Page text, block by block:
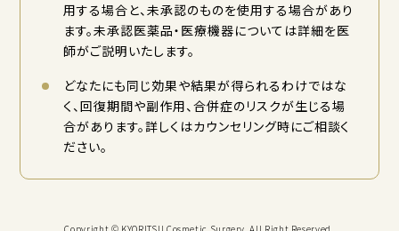
用する場合と、未承認のものを使用する場合があり
ます。未承認医薬品・医療機器については詳細を医
師がご説明いたします。
どなたにも同じ効果や結果が得られるわけではな
く、回復期間や副作用、合併症のリスクが生じる場
合があります。詳しくはカウンセリング時にご相談く
ださい。